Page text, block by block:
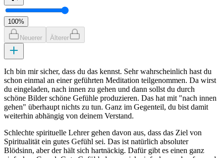
100%
Neuerer Älterer
Ich bin mir sicher, dass du das kennst. Sehr wahrscheinlich hast du
schon einmal an einer geführten Meditation teilgenommen. Da wirst
du eingeladen, nach innen zu gehen und dann sollst du durch
schöne Bilder schöne Gefühle produzieren. Das hat mit "nach innen
gehen" überhaupt nichts zu tun. Ganz im Gegenteil, du bist damit
weiterhin abhängig von deinem Verstand.
Schlechte spirituelle Lehrer gehen davon aus, dass das Ziel von
Spiritualität ein gutes Gefühl sei. Das ist natürlich absoluter
Blödsinn, aber der hält sich hartnäckig. Dafür gibt es einen ganz